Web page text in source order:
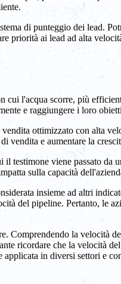
di punteggio dei lead.
ai lead ad alta
l'acqua scorre, più
e raggiungere i loro
ottimizzato con alta
vendita e aumentare la
testimone viene passato
sulla capacità
insieme ad altri
del pipeline. Pertanto, le
Comprendendo la velocità
ricordare che la velocità
in diversi settori e